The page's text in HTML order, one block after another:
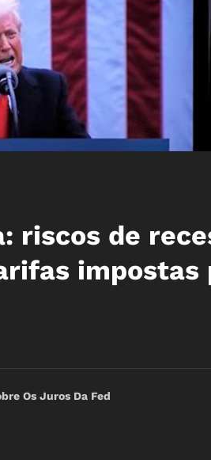
riscos de
impostas
Os Juros Da Fed